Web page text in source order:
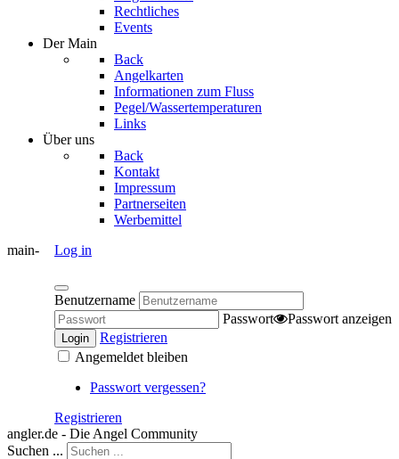
Rechtliches
Events
Der Main
Back
Angelkarten
Informationen zum Fluss
Pegel/Wassertemperaturen
Links
Über uns
Back
Kontakt
Impressum
Partnerseiten
Werbemittel
Log in
Benutzername
Passwort
Passwort anzeigen
Login
Registrieren
Angemeldet bleiben
Passwort vergessen?
Registrieren
main-
angler.de - Die Angel Community
Suchen ...